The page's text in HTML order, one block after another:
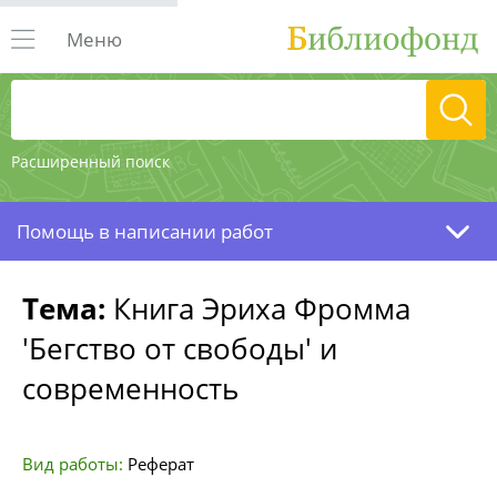
Расширенный поиск
Меню
Помощь в написании работ
Тема: Книга Эриха Фромма
'Бегство от свободы' и
современность
Вид работы: Реферат